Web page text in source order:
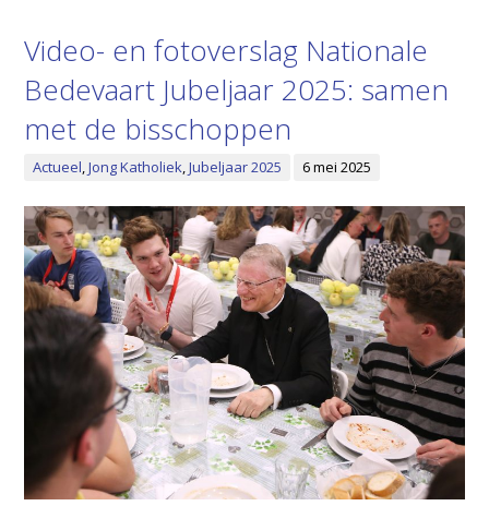
Video- en fotoverslag Nationale
Bedevaart Jubeljaar 2025: samen
met de bisschoppen
Actueel,Jong Katholiek,Jubeljaar 2025 6 mei 2025